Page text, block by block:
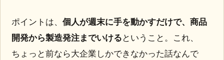
ポイントは、 個人が週末に手を動かすだけで、商品
開発から製造発注までいけるということ。これ、
ちょっと前なら大企業しかできなかった話なんで